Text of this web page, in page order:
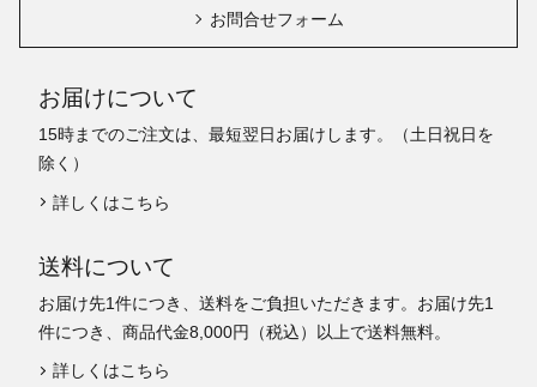
お問合せフォーム
お届けについて
15時までのご注文は、最短翌日お届けします。（土日祝日を
除く）
詳しくはこちら
送料について
お届け先1件につき、送料をご負担いただきます。お届け先1
件につき、商品代金8,000円（税込）以上で送料無料。
詳しくはこちら